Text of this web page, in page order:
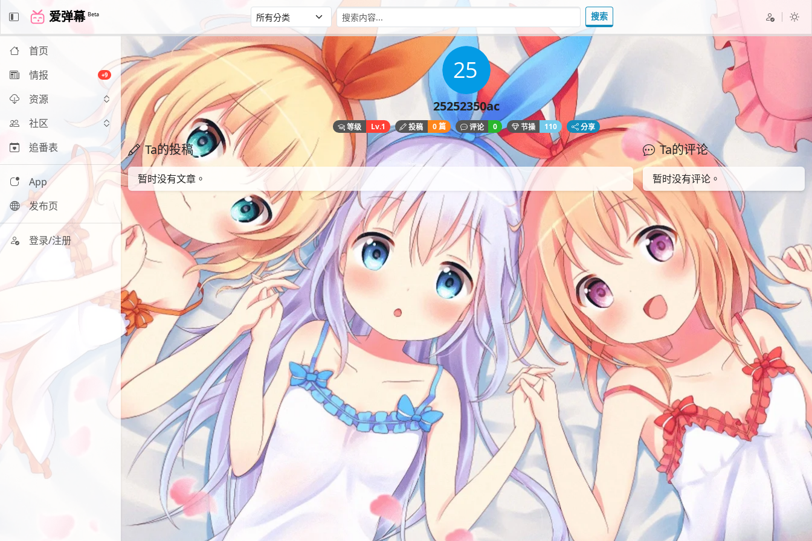
爱弹幕 Beta 搜索
首页
情报
+9
资源
社区
追番表
App
发布页
登录/注册
25252350ac
等级 Lv.1 投稿 0 篇 评论 0 节操 110 分享
Ta的投稿
暂时没有文章。
Ta的评论
暂时没有评论。